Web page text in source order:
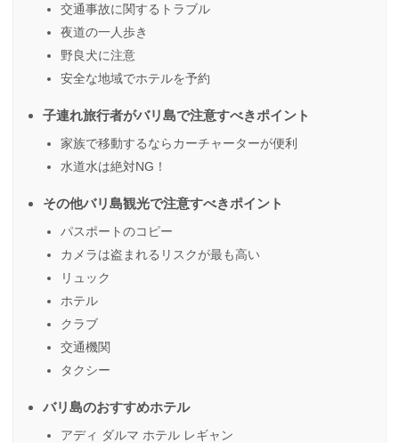
交通事故に関するトラブル
夜道の一人歩き
野良犬に注意
安全な地域でホテルを予約
子連れ旅行者がバリ島で注意すべきポイント
家族で移動するならカーチャーターが便利
水道水は絶対NG！
その他バリ島観光で注意すべきポイント
パスポートのコピー
カメラは盗まれるリスクが最も高い
リュック
ホテル
クラブ
交通機関
タクシー
バリ島のおすすめホテル
アディ ダルマ ホテル レギャン